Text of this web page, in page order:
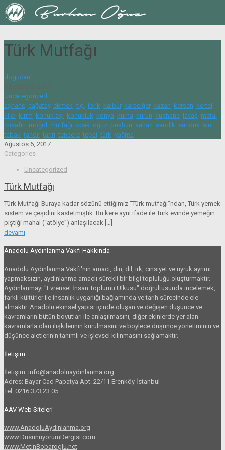
Türk Mutfağı
dogucan
Ağustos 6, 2017
Uncategorized
aşhane, çağatay, ekmek, fıçı, ibrik, kalbur, karaciğer, kazan, kersen, kertel ,
kiler, kırım, konuk aşı, konukluk, konya, kurna, kurun, kuşhane, lavaş, metal ,
misafiri, moğol , mutfağı, ocak, oğuz, peşhun, sahan, sandık, sanduk, sini,
tabak,tandır,tanrı,tencere,tepsi,türk, yağma
Ağustos 6, 2017
Categories
Uncategorized
Türk Mutfağı
Türk Mutfağı Buraya kadar sözünü ettiğimiz “Türk mutfağı”ndan, Türk yemek
sistem ve çeşidini kastetmiştik. Bu kere aynı ifade ile Türk evinde yemeğin
piştiği mahal (“atölye”) anlaşılacak […]
devamı
Anadolu Aydınlanma Vakfı Hakkında
Anadolu Aydınlanma Vakfı'nın amacı, din, dil, ırk, cinsiyet ve uyruk ayrımı
yapmaksızın, aydınlanma amaçlı sürekli bir bilgi topluluğu oluşturmaktır.
Aydınlanmayı "Evrensel İnsan Toplumu Ülküsü" doğrultusunda incelemek,
farklı kültürler ile insanlık uygarlığı bağlamında ve tarih sürecinde ele
almaktır. Anadolu ekinsel yapısı içinde oluşan ve değişen düşünce ve
kavramların bütün boyutları ile anlaşılmasını, diğer ekinlerde yer alan
kavramlarla olan ilişkilerinin kurulmasını ve böylece düşünce yönetiminin ve
düşünce aletlerinin tanımlı ve işlevsel kılınmasını sağlamaktır.
İletişim
İletişim: info@anadoluaydinlanma.org
Adres: Bayar Cad Papatya Apt. 22/11 Erenköy İstanbul
Tel: 0216 373 23 05
AAV Web Siteleri
www.AnadoluAydinlanma.org
www.DusunuyorumDergisi.com
www.MetinBobaroglu.net